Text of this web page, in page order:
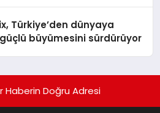
Türkiye’den dünyaya
büyümesini sürdürüyor
Haberin Doğru Adresi